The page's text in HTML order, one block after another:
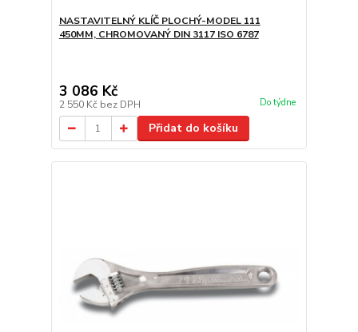
NASTAVITELNÝ KLÍČ PLOCHÝ-MODEL 111
450MM, CHROMOVANÝ DIN 3117 ISO 6787
3 086 Kč
2 550 Kč bez DPH Do týdne
Přidat do košíku